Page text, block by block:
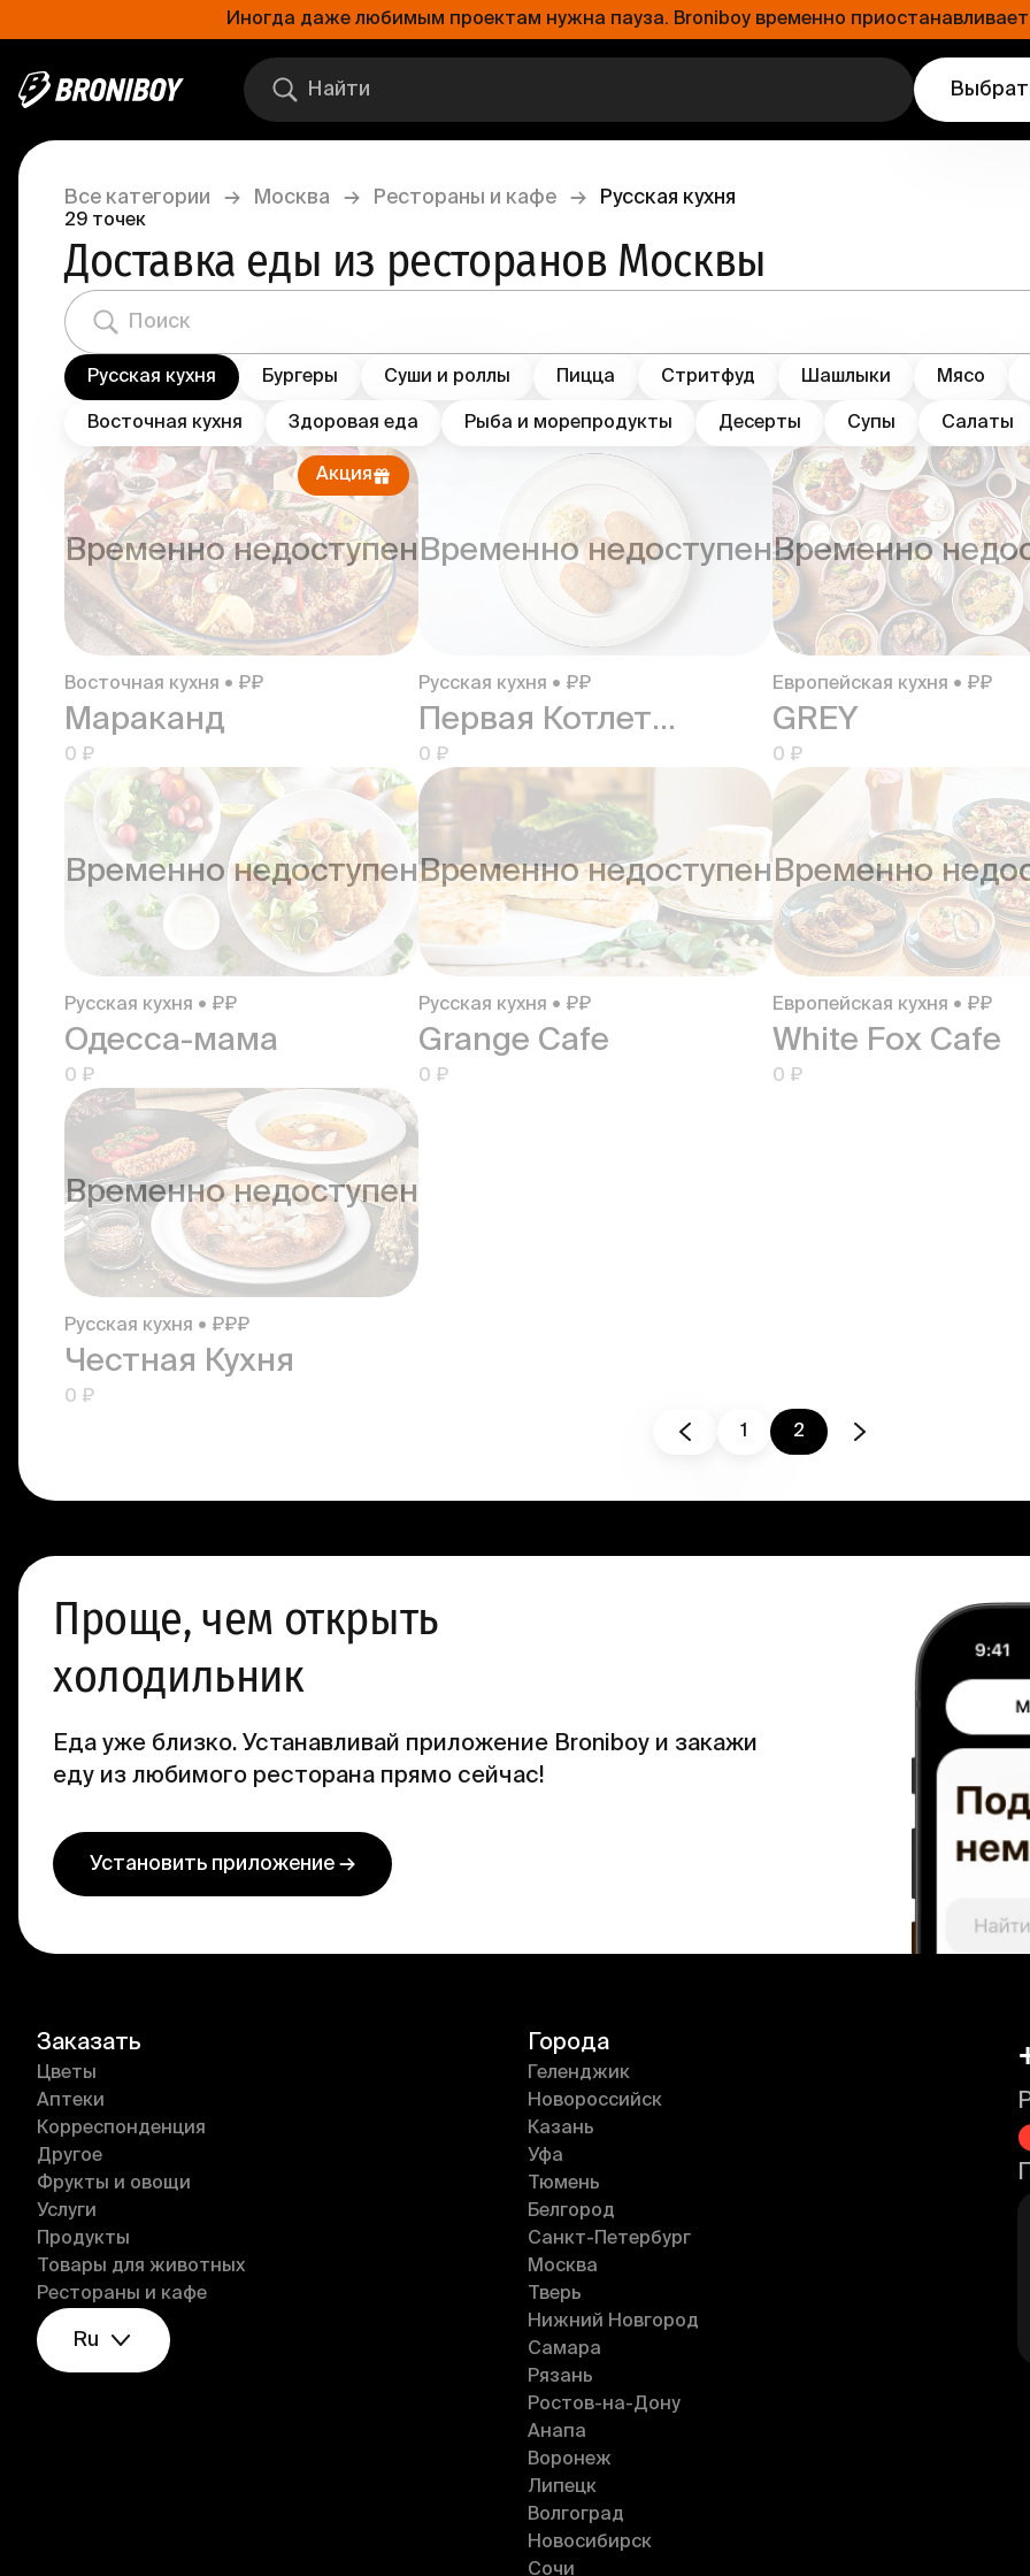
Иногда даже любимым проектам нужна пауза. Broniboy временно
Все категории → Москва → Рестораны и кафе → Русская кухня
29 точек
Доставка еды из ресторанов Москвы
Русская кухня Бургеры Суши и роллы Пицца Стритфуд Шашлыки Мясо
Восточная кухня Здоровая еда Рыба и морепродукты Десерты Супы Салаты
Акция
Временно недоступен
Восточная кухня • ₽₽
Мараканд
0 ₽
Временно недоступен
Русская кухня • ₽₽
Первая Котлетная
0 ₽
Временно
Европейская кухня • ₽₽
GREY
0 ₽
Временно недоступен
Русская кухня • ₽₽
Одесса-мама
0 ₽
Временно недоступен
Русская кухня • ₽₽
Grange Cafe
0 ₽
Временно
Европейская кухня • ₽₽
White Fox Cafe
0 ₽
Временно недоступен
Русская кухня • ₽₽₽
Честная Кухня
0 ₽
1
2
Проще, чем открыть
холодильник
Еда уже близко. Устанавливай приложение Broniboy и закажи
еду из любимого ресторана прямо сейчас!
Установить приложение →
Заказать
Цветы
Аптеки
Корреспонденция
Другое
Фрукты и овощи
Услуги
Продукты
Товары для животных
Рестораны и кафе
Ru
Города
Геленджик
Новороссийск
Казань
Уфа
Тюмень
Белгород
Санкт-Петербург
Москва
Тверь
Нижний Новгород
Самара
Рязань
Ростов-на-Дону
Анапа
Воронеж
Липецк
Волгоград
Новосибирск
Сочи